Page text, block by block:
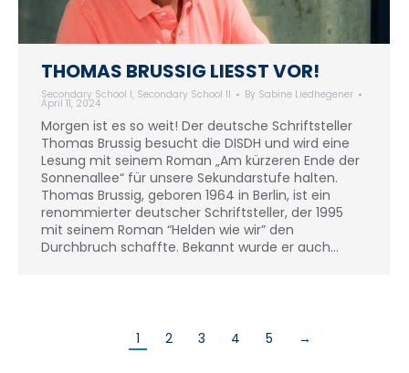
THOMAS BRUSSIG LIESST VOR!
Secondary School I, Secondary School II By Sabine Liedhegener
April 11, 2024
Morgen ist es so weit! Der deutsche Schriftsteller
Thomas Brussig besucht die DISDH und wird eine
Lesung mit seinem Roman „Am kürzeren Ende der
Sonnenallee“ für unsere Sekundarstufe halten.
Thomas Brussig, geboren 1964 in Berlin, ist ein
renommierter deutscher Schriftsteller, der 1995
mit seinem Roman “Helden wie wir” den
Durchbruch schaffte. Bekannt wurde er auch…
1 2 3 4 5 →